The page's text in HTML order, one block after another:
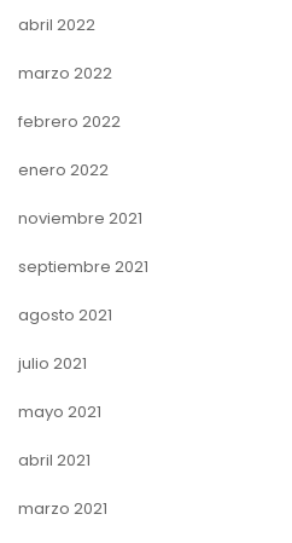
abril 2022
marzo 2022
febrero 2022
enero 2022
noviembre 2021
septiembre 2021
agosto 2021
julio 2021
mayo 2021
abril 2021
marzo 2021